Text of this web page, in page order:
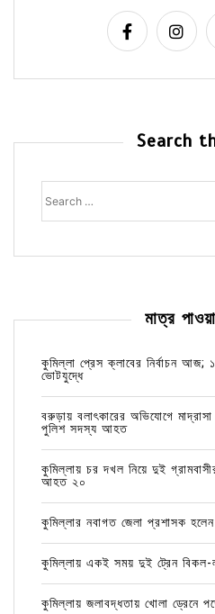
Search
Search
for:
মাত্র
কুমিল্লা প্রেস ক্লাবের নির্বাচন আজ;
ভোটযুদ্ধে
বরুড়ায় বলাৎকারের অভিযোগে
পুলিশ সদস্য আহত
কুমিল্লায় চর দখল নিয়ে দুই
আহত ২০
কুমিল্লার নবাগত জেলা প্রশাসক
কুমিল্লায় একই সময় দুই ট্রেন বিকল-
কুমিল্লায় জলাবদ্ধতায় খোলা ড্রেনে